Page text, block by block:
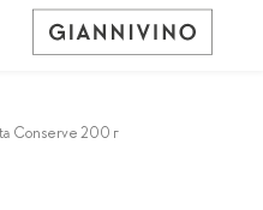
Conserve 200 г